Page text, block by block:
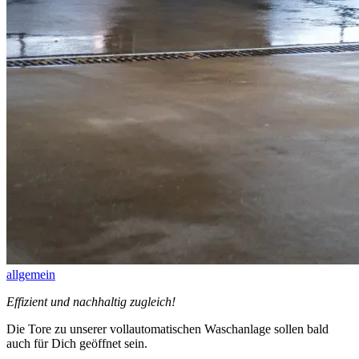
allgemein
Effizient und nachhaltig zugleich!
Die Tore zu unserer vollautomatischen Waschanlage sollen bald
auch für Dich geöffnet sein.